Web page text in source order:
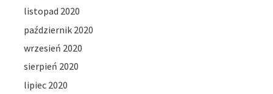
listopad 2020
październik 2020
wrzesień 2020
sierpień 2020
lipiec 2020